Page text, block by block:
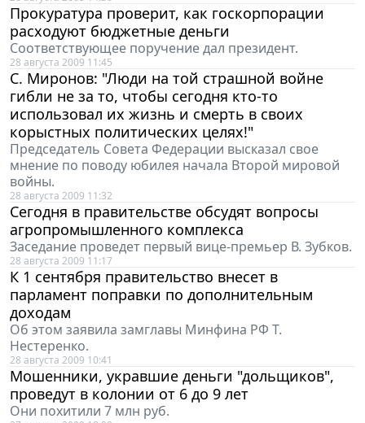
Прокуратура проверит, как госкорпорации
расходуют бюджетные деньги
Соответствующее поручение дал президент.
28 августа 2009 11:45
С. Миронов: "Люди на той страшной войне
гибли не за то, чтобы сегодня кто-то
использовал их жизнь и смерть в своих
корыстных политических целях!"
Председатель Совета Федерации высказал свое
мнение по поводу юбилея начала Второй мировой
войны.
28 августа 2009 11:32
Сегодня в правительстве обсудят вопросы
агропромышленного комплекса
Заседание проведет первый вице-премьер В. Зубков.
28 августа 2009 11:17
К 1 сентября правительство внесет в
парламент поправки по дополнительным
доходам
Об этом заявила замглавы Минфина РФ Т.
Нестеренко.
28 августа 2009 10:41
Мошенники, укравшие деньги "дольщиков",
проведут в колонии от 6 до 9 лет
Они похитили 7 млн руб.